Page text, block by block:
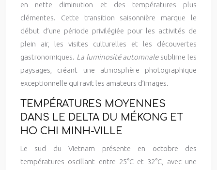
en nette diminution et des températures plus
clémentes. Cette transition saisonnière marque le
début d’une période privilégiée pour les activités de
plein air, les visites culturelles et les découvertes
gastronomiques. La luminosité automnalesublime les
paysages, créant une atmosphère photographique
exceptionnelle qui ravit les amateurs d’images.
TEMPÉRATURES MOYENNES
DANS LE DELTA DU MÉKONG ET
HO CHI MINH-VILLE
Le sud du Vietnam présente en octobre des
températures oscillant entre 25°C et 32°C, avec une